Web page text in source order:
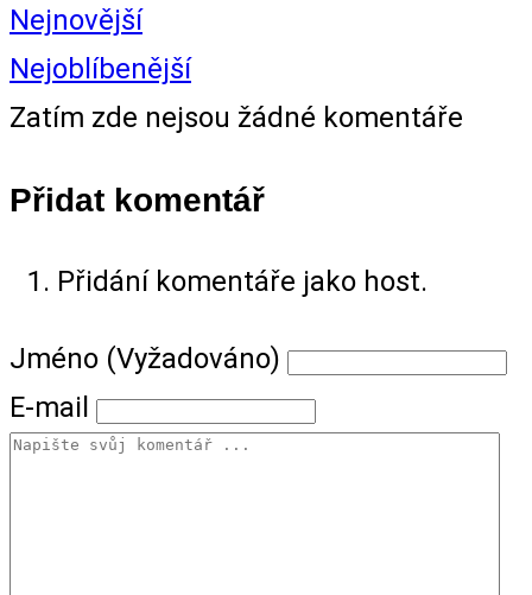
Nejnovější
Nejoblíbenější
Zatím zde nejsou žádné komentáře
Přidat komentář
Přidání komentáře jako host.
Jméno (Vyžadováno)
E-mail